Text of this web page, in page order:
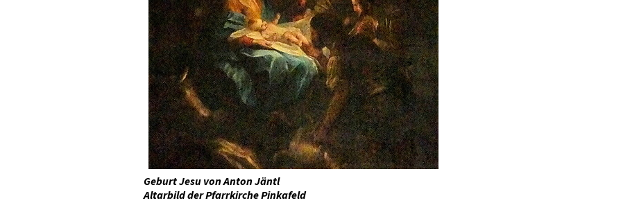
Geburt Jesu von Anton Jäntl
Altarbild der Pfarrkirche Pinkafeld